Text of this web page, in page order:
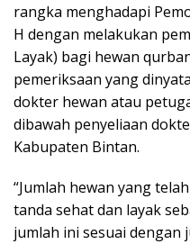
rangka menghadapi
H dengan melakukan
Layak) bagi hewan
pemeriksaan yang
dokter hewan atau
dibawah penyeliaan
Kabupaten Bintan.
“Jumlah hewan yang
tanda sehat dan layak
jumlah ini sesuai dengan